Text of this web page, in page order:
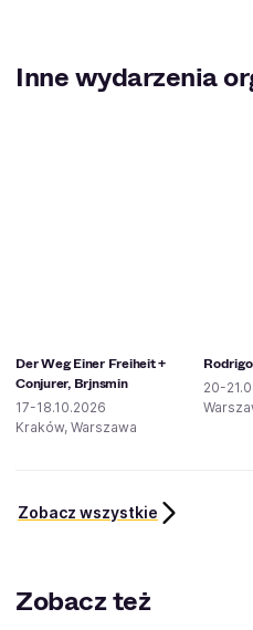
Inne wydarzenia
Der Weg Einer Freiheit +
Conjurer, Brjnsmin
17-18.10.2026
Kraków, Warszawa
20-
Zobacz wszystkie
Zobacz też